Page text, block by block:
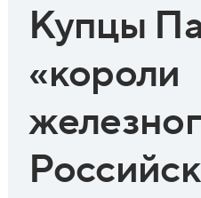
Купцы
«короли